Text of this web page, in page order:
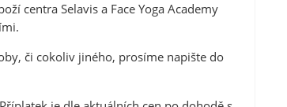
centra Selavis a Face Yoga Academy
či cokoliv jiného, prosíme napište do